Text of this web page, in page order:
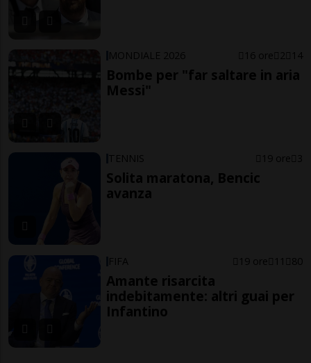
MONDIALE 2026 16 ore 2 14
Bombe per "far saltare in aria
Messi"
TENNIS 19 ore 3
Solita maratona, Bencic
avanza
FIFA 19 ore 11 80
Amante risarcita
indebitamente: altri guai per
Infantino